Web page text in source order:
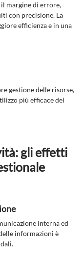
margine di errore,
con precisione. La
efficienza e in una
gestione delle risorse,
più efficace del
gli effetti
interna ed
informazioni è